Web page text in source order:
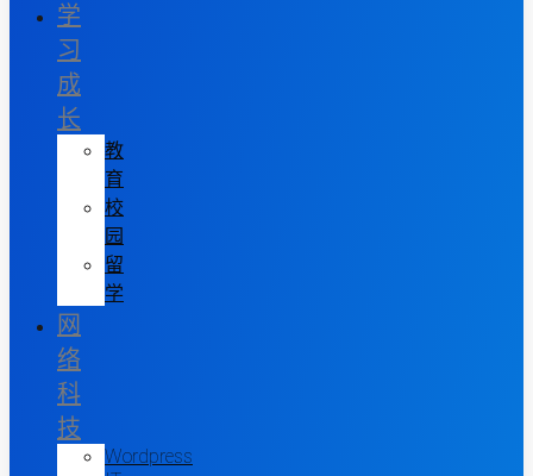
学
习
成
长
教
育
校
园
留
学
网
络
科
技
Wordpress